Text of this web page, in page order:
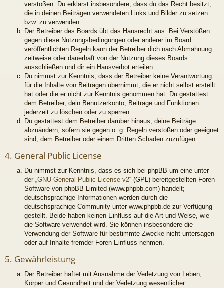
verstoßen. Du erklärst insbesondere, dass du das Recht besitzt,
die in deinen Beiträgen verwendeten Links und Bilder zu setzen
bzw. zu verwenden.
Der Betreiber des Boards übt das Hausrecht aus. Bei Verstößen
gegen diese Nutzungsbedingungen oder anderer im Board
veröffentlichten Regeln kann der Betreiber dich nach Abmahnung
zeitweise oder dauerhaft von der Nutzung dieses Boards
ausschließen und dir ein Hausverbot erteilen.
Du nimmst zur Kenntnis, dass der Betreiber keine Verantwortung
für die Inhalte von Beiträgen übernimmt, die er nicht selbst erstellt
hat oder die er nicht zur Kenntnis genommen hat. Du gestattest
dem Betreiber, dein Benutzerkonto, Beiträge und Funktionen
jederzeit zu löschen oder zu sperren.
Du gestattest dem Betreiber darüber hinaus, deine Beiträge
abzuändern, sofern sie gegen o. g. Regeln verstoßen oder geeignet
sind, dem Betreiber oder einem Dritten Schaden zuzufügen.
4. General Public License
Du nimmst zur Kenntnis, dass es sich bei phpBB um eine unter
der „GNU General Public License v2“ (GPL) bereitgestellten Foren-
Software von phpBB Limited (www.phpbb.com) handelt;
deutschsprachige Informationen werden durch die
deutschsprachige Community unter www.phpbb.de zur Verfügung
gestellt. Beide haben keinen Einfluss auf die Art und Weise, wie
die Software verwendet wird. Sie können insbesondere die
Verwendung der Software für bestimmte Zwecke nicht untersagen
oder auf Inhalte fremder Foren Einfluss nehmen.
5. Gewährleistung
Der Betreiber haftet mit Ausnahme der Verletzung von Leben,
Körper und Gesundheit und der Verletzung wesentlicher